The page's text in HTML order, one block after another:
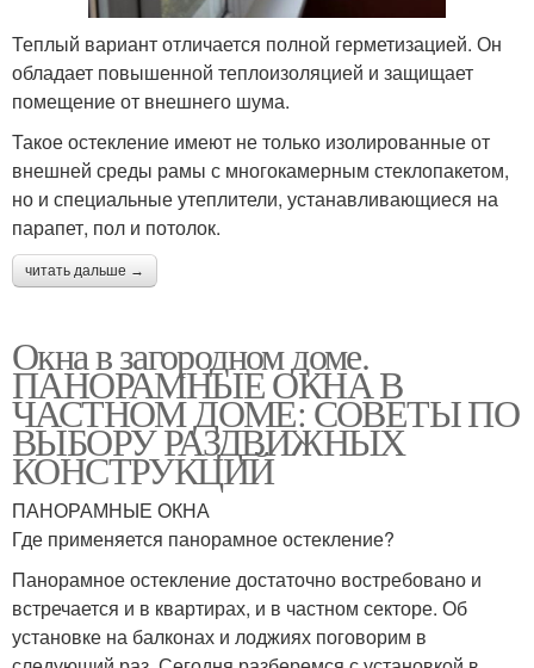
Теплый вариант отличается полной герметизацией. Он
обладает повышенной теплоизоляцией и защищает
помещение от внешнего шума.
Такое остекление имеют не только изолированные от
внешней среды рамы с многокамерным стеклопакетом,
но и специальные утеплители, устанавливающиеся на
парапет, пол и потолок.
читать дальше →
Окна в загородном доме.
ПАНОРАМНЫЕ ОКНА В
ЧАСТНОМ ДОМЕ: СОВЕТЫ ПО
ВЫБОРУ РАЗДВИЖНЫХ
КОНСТРУКЦИЙ
ПАНОРАМНЫЕ ОКНА
Где применяется панорамное остекление?
Панорамное остекление достаточно востребовано и
встречается и в квартирах, и в частном секторе. Об
установке на балконах и лоджиях поговорим в